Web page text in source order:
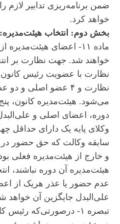
ضمن برنامه‌ریزی تدابیر لازم
خواهد کرد.
بخش دوم: انتخاب هیئت‌مدیره:
ماده ۱۱- اعضای
خواهند شد. جهت نظارت بر
نظارت با عضویت رئیس
نظارت و ۴ عضو اصلی
می‌شود. هیئت‌مدیره کانون،
دوره، اعضای اصلی و
وکلای پایه یک دارای
سابقه وکالت که حق حضور
و خارج از هیئت‌مدیره فعلی
هیئت‌مدیره آن دوره نباشند،
عدم حضور یا عذر هریک از
علی‌البدل جایگزین آن خواهد
تبصره ۱- درصورتی‌که